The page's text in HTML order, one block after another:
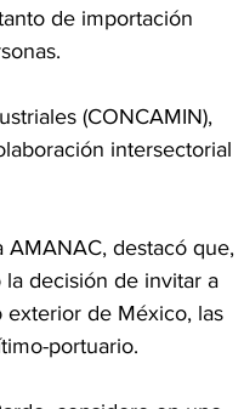
de importación
(CONCAMIN),
intersectorial
AMANAC, destacó que,
decisión de invitar a
exterior de México, las
portuario.